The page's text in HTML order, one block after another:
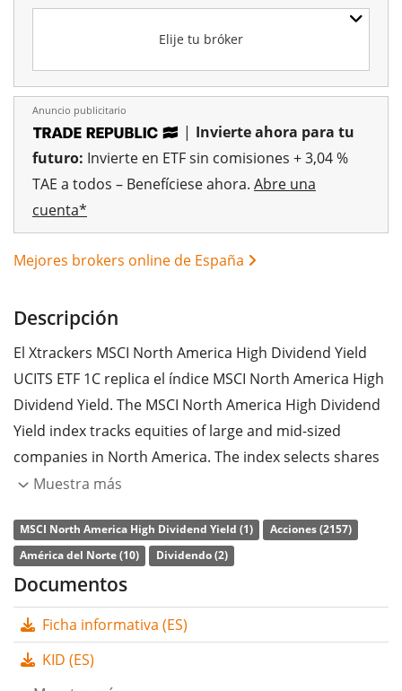
Elije tu bróker
Anuncio publicitario
| Invierte ahora para tu
futuro: Invierte en ETF sin comisiones + 3,04 %
TAE a todos – Benefíciese ahora. Abre una
cuenta*
Mejores brokers online de España
Descripción
El Xtrackers MSCI North America High Dividend Yield
UCITS ETF 1C replica el índice MSCI North America High
Dividend Yield. The MSCI North America High Dividend
Yield index tracks equities of large and mid-sized
companies in North America. The index selects shares
from MSCI North America in such a way that the
sustainability of dividend payments is taken into
account.
p.a. . El Xtrackers MSCI North America High Dividend
Yield UCITS ETF 1C es el único ETF que sigue el índice
Muestra más
MSCI North America High Dividend Yield (1)
Acciones (2157)
América del Norte (10)
Dividendo (2)
Documentos
Ficha informativa (ES)
KID (ES)